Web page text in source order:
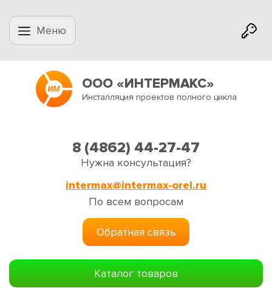
Меню
ООО «ИНТЕРМАКС»
Инсталляция проектов полного цикла
8 (4862) 44-27-47
Нужна консультация?
intermax@intermax-orel.ru
По всем вопросам
Обратная связь
Каталог товаров